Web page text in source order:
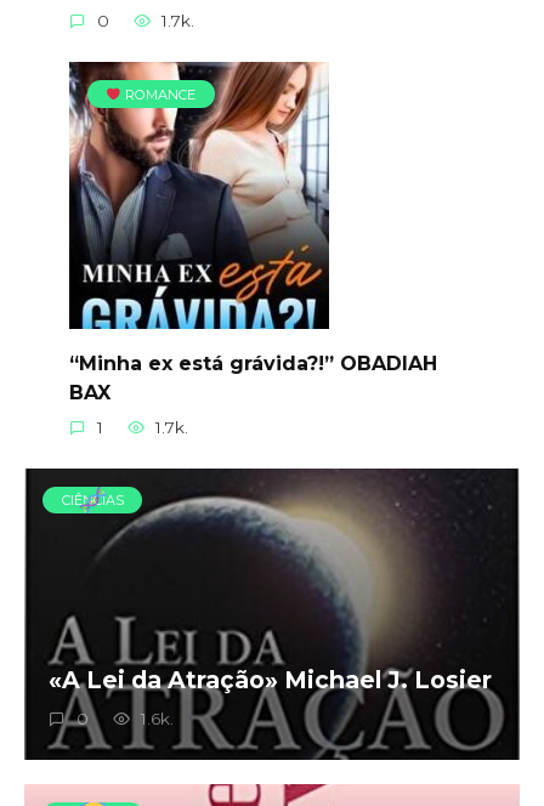
0 1.7k.
ROMANCE
“Minha ex está grávida?!” OBADIAH
BAX
1 1.7k.
CIÊNCIAS
«A Lei da Atração» Michael J. Losier
0 1.6k.